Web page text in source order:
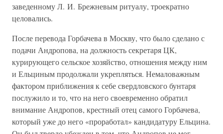
заведенному Л. И. Брежневым ритуалу, троекратно
целовались.
После перевода Горбачева в Москву, что было сделано с
подачи Андропова, на должность секретаря ЦК,
курирующего сельское хозяйство, отношения между ним
и Ельциным продолжали укрепляться. Немаловажным
фактором приближения к себе свердловского бунтаря
послужило и то, что на него своевременно обратил
внимание Андропов, крестный отец самого Горбачева,
который уже до него «проработал» кандидатуру Ельцина.